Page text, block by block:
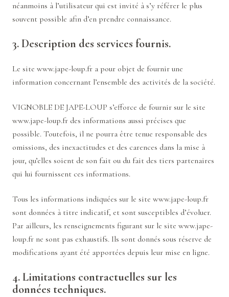
néanmoins à l’utilisateur qui est invité à s’y référer le plus
souvent possible afin d’en prendre connaissance.
3. Description des services fournis.
Le site www.jape-loup.fr a pour objet de fournir une
information concernant l’ensemble des activités de la société.
VIGNOBLE DE JAPE-LOUP s’efforce de fournir sur le site
www.jape-loup.fr des informations aussi précises que
possible. Toutefois, il ne pourra être tenue responsable des
omissions, des inexactitudes et des carences dans la mise à
jour, qu’elles soient de son fait ou du fait des tiers partenaires
qui lui fournissent ces informations.
Tous les informations indiquées sur le site www.jape-loup.fr
sont données à titre indicatif, et sont susceptibles d’évoluer.
Par ailleurs, les renseignements figurant sur le site www.jape-
loup.fr ne sont pas exhaustifs. Ils sont donnés sous réserve de
modifications ayant été apportées depuis leur mise en ligne.
4. Limitations contractuelles sur les
données techniques.